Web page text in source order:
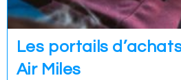
Les portails
Air Miles